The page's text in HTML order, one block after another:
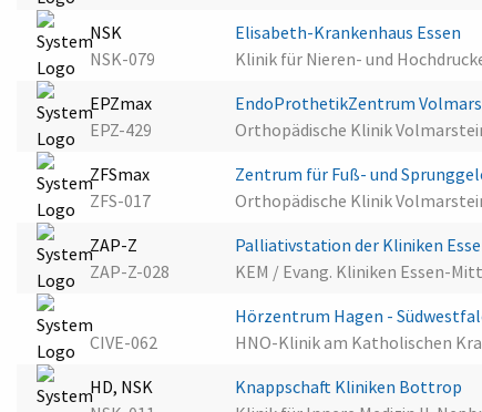
NSK
NSK-079
Elisabeth-Krankenhaus Essen
Klinik für Nieren- und
EPZmax
EPZ-429
EndoProthetikZentrum
Orthopädische Klinik
ZFSmax
ZFS-017
Zentrum für Fuß- und
Orthopädische Klinik
ZAP-Z
ZAP-Z-028
Palliativstation der Kliniken
KEM / Evang. Kliniken Essen-
CIVE-062
Hörzentrum Hagen -
HNO-Klinik am Katholischen
HD, NSK
Knappschaft Kliniken Bottrop